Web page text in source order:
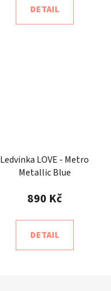
DETAIL
Ledvinka LOVE - Metro
Metallic Blue
890 Kč
DETAIL